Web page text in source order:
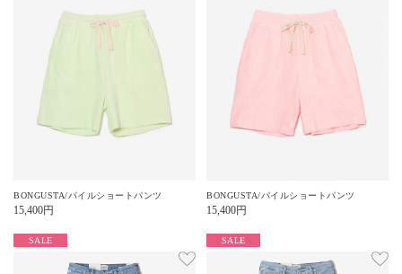
BONGUSTA/パイルショートパンツ
15,400円
BONGUSTA/パイルショートパンツ
15,400円
SALE SALE